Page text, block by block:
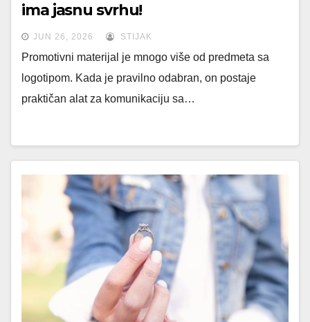
ima jasnu svrhu!
JUN 26, 2026 STIJAK
Promotivni materijal je mnogo više od predmeta sa
logotipom. Kada je pravilno odabran, on postaje
praktičan alat za komunikaciju sa…